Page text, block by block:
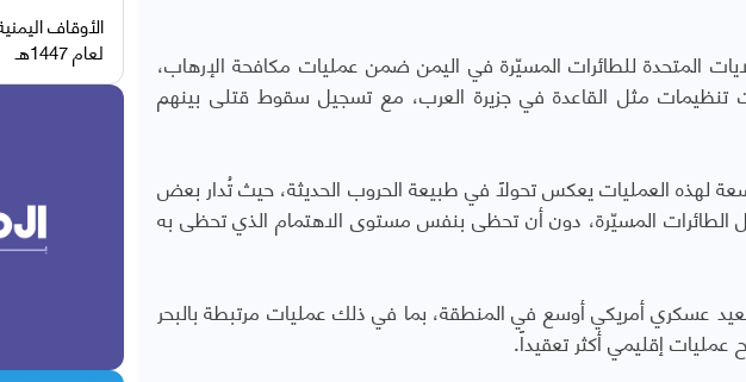
المتحدة للطائرات المسيّرة في اليمن ضمن عمليات مكافحة الإرهاب،
مثل القاعدة في جزيرة العرب، مع تسجيل سقوط قتلى بينهم
لهذه العمليات يعكس تحولاً في طبيعة الحروب الحديثة، حيث تُدار بعض
الطائرات المسيّرة، دون أن تحظى بنفس مستوى الاهتمام الذي تحظى به
عسكري أمريكي أوسع في المنطقة، بما في ذلك عمليات مرتبطة بالبحر
إقليمي أكثر تعقيداً.
الأوقاف
لعام 1447هـ